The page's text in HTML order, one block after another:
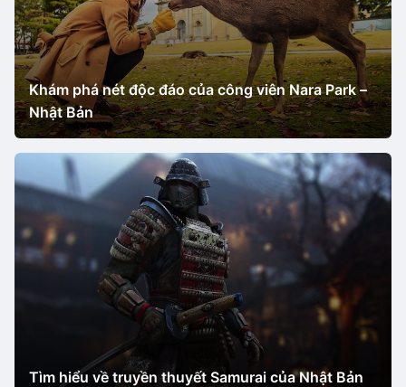
Khám phá nét độc đáo của công viên Nara Park –
Nhật Bản
Tìm hiểu về truyền thuyết Samurai của Nhật Bản